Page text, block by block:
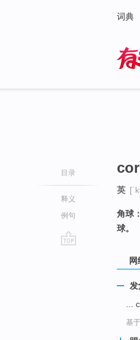
词典
目录
释义
例句
英
角球
球。
网
...
基